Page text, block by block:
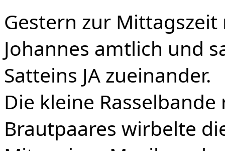
Gestern zur
Johannes amtlich und
Satteins JA zueinander.
Die kleine
Brautpaares wirbelte